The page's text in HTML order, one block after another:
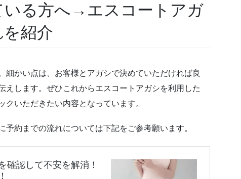
いる方へ→エスコートアガ
紹介
細かい点は、お客様とアガシで決めていただければ良
えします。ぜひこれからエスコートアガシを利用した
いただきたい内容となっています。
約までの流れについては下記をご参考願います。